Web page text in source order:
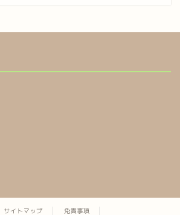
サイトマップ 免責事項